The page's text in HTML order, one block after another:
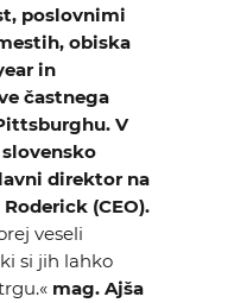
poslovnimi
obiska
in
častnega
V
direktor na
(CEO).
veseli
si jih lahko
mag. Ajša